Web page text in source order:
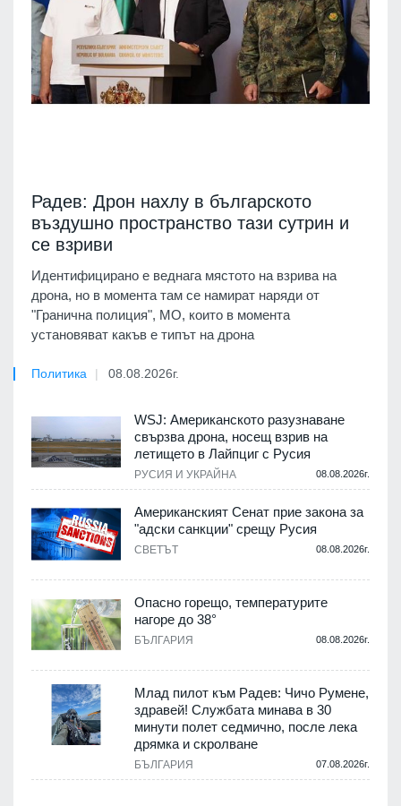
Радев: Дрон нахлу в българското
въздушно пространство тази сутрин и
се взриви
Идентифицирано е веднага мястото на взрива на
дрона, но в момента там се намират наряди от
"Гранична полиция", МО, които в момента
установяват какъв е типът на дрона
Политика 08.08.2026г.
WSJ: Американското разузнаване
свързва дрона, носещ взрив на
летището в Лайпциг с Русия
РУСИЯ И УКРАЙНА 08.08.2026г.
Американският Сенат прие закона за
"адски санкции" срещу Русия
СВЕТЪТ 08.08.2026г.
Опасно горещо, температурите
нагоре до 38°
БЪЛГАРИЯ 08.08.2026г.
Млад пилот към Радев: Чичо Румене,
здравей! Службата минава в 30
минути полет седмично, после лека
дрямка и скролване
БЪЛГАРИЯ 07.08.2026г.